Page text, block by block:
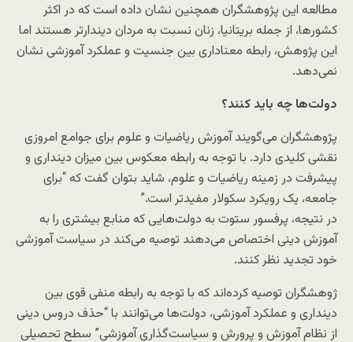
مطالعه این پژوهشگران همچنین نشان داده است که در اکثر
کشورها، از جمله بریتانیا، زنان نسبت به مردان دیندارتر هستند اما
این پژوهش، رابطه‌ معناداری بین جنسیت و عملکرد آموزشی نشان
نمی‌دهد.
دولت‌ها چه باید کنند؟
پژوهشگران می‌گویند آموزش ریاضیات و علوم برای جوامع امروزی
نقشی کلیدی دارد. با توجه به رابطه معکوس بین میزان دینداری و
پیشرفت در زمینه ریاضیات و علوم، شاید بتوان گفت که “برای
جامعه، یک رویکرد سکولار مفیدتر است.”
در نتیجه، پرفسور ستوت به دولت‌هایی که منابع بیشتری را به
آموزش دینی اختصاص می‌دهند توصیه می‌کند در سیاست‌ آموزشی
خود تجدید نظر کنند.
ژوهشگران توصیه کرده‌اند که با توجه به رابطه منفی قوی بین
دینداری و عملکرد آموزشی، دولت‌ها می‌توانند با “حذف دروس دینی
از نظام آموزش و پرورش و سیاست‌گذاری آموزشی” سطح تحصیلی